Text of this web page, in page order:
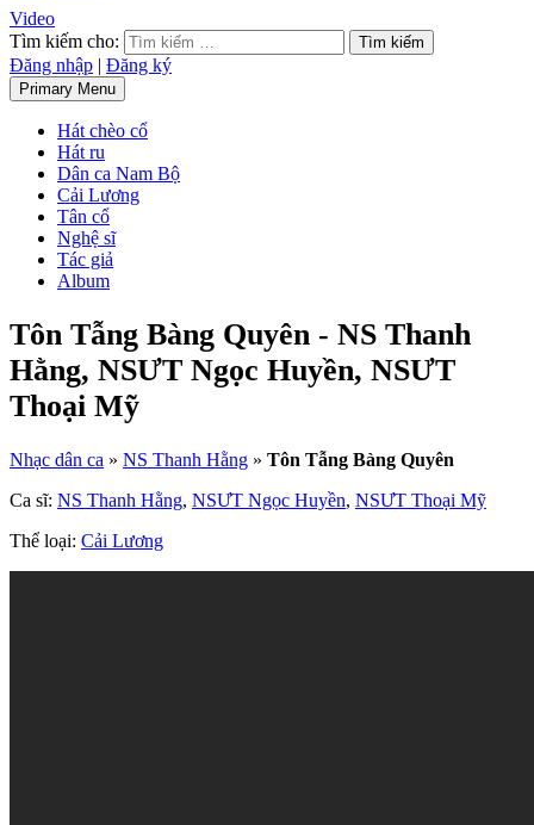
Video
Tìm kiếm cho:
Đăng nhập | Đăng ký
Primary Menu
Hát chèo cổ
Hát ru
Dân ca Nam Bộ
Cải Lương
Tân cổ
Nghệ sĩ
Tác giả
Album
Tôn Tẫng Bàng Quyên - NS Thanh
Hằng, NSƯT Ngọc Huyền, NSƯT
Thoại Mỹ
Nhạc dân ca » NS Thanh Hằng » Tôn Tẫng Bàng Quyên
Ca sĩ: NS Thanh Hằng, NSƯT Ngọc Huyền, NSƯT Thoại Mỹ
Thể loại: Cải Lương